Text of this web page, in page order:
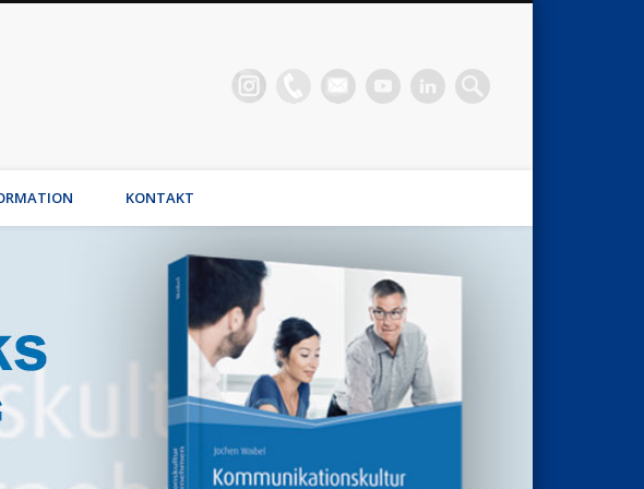
– Jochen Waibel
Jochen Waibel, Stimmhaus Coach, Wirtschaftsmediator
KONTAKT